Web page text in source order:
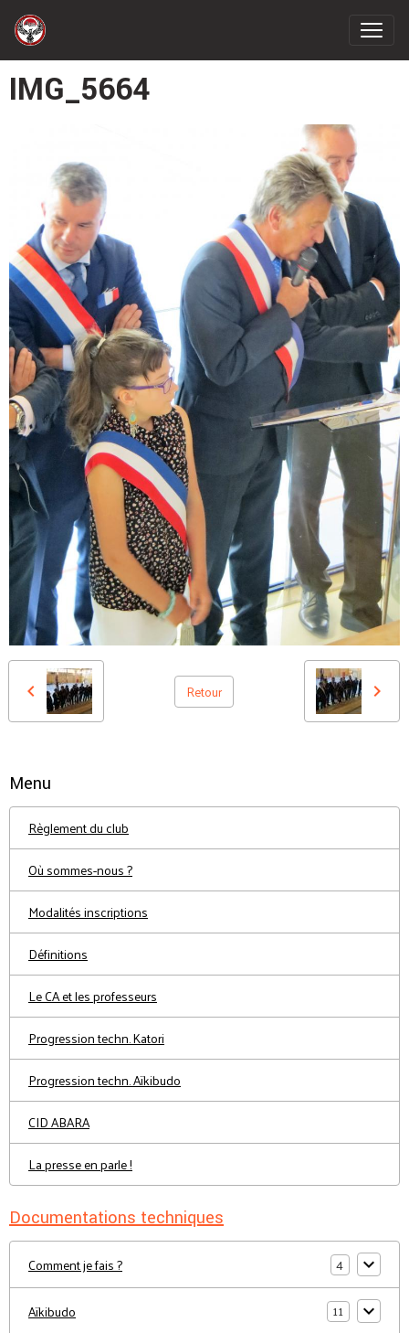
IMG_5664
Retour
Menu
Règlement du club
Où sommes-nous ?
Modalités inscriptions
Définitions
Le CA et les professeurs
Progression techn. Katori
Progression techn. Aïkibudo
CID ABARA
La presse en parle !
Documentations techniques
Comment je fais ? 4
Aïkibudo 11